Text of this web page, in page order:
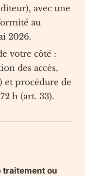
avec une
au
2026.
votre côté :
des accès,
et procédure de
h (art. 33).
traitement ou